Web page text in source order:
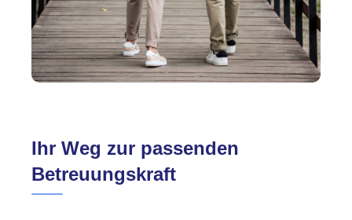
Ihr Weg zur passenden
Betreuungskraft